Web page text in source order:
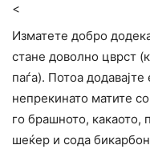
<
Изматете добро
стане доволно цврст
паѓа). Потоа
непрекинато матите
го брашното, какаото,
шеќер и сода